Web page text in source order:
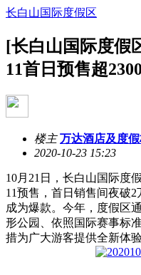
长白山国际度假区
[长白山国际度假
11首日预售超
楼主 万达酒店及度
2020-10-23 15:23
10月21日，长白山国际度
11预售，首日销售间夜破
成为爆款。今年，度假区
形公园、依照国际赛事标
措为广大游客提供全新体验